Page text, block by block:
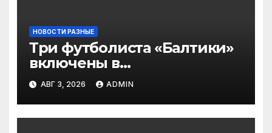
НОВОСТИ РАЗНЫЕ
Три футболиста «Балтики»
включены в
символическую сборную
2‑го тура РПЛ по версии
подписчиков МАТЧ
ПРЕМЬЕР
АВГ 3, 2026 ADMIN